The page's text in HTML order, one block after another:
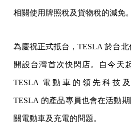
相關使用牌照稅及貨物稅的減免。
為慶祝正式抵台，TESLA 於台
開設台灣首次快閃店。自今天
TESLA 電動車的領先科技
TESLA 的產品專員也會在活動
關電動車及充電的問題。